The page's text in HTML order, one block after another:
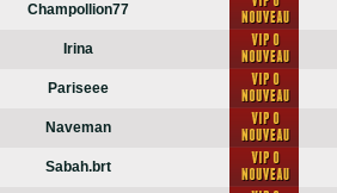
Champollion77
Irina
Pariseee
Naveman
Sabah.brt